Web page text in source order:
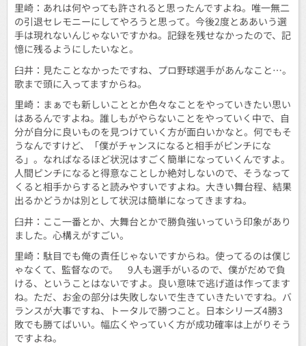
里崎：あれは何やっても許されると思ったんですよね。唯一無二
の引退セレモニーにしてやろうと思って。今後2度とああいう選
手は現れないんじゃないですかね。記録を残せなかったので、記
憶に残るようにしたいなと。
臼井：見たことなかったですね、プロ野球選手があんなこと…。
歌まで頭に入ってますからね。
里崎：まぁでも新しいこととか色々なことをやっていきたい思い
はあるんですよね。誰しもがやらないことをやっていく中で、自
分が自分に良いものを見つけていく方が面白いかなと。何でもそ
うなんですけど、「僕がチャンスになると相手がピンチにな
る」。なればなるほど状況はすごく簡単になっていくんですよ。
人間ピンチになると得意なことしか絶対しないので、そうなって
くると相手からすると読みやすいですよね。大きい舞台程、結果
出るかどうかは別として状況は簡単になってきますね。
臼井：ここ一番とか、大舞台とかで勝負強いっていう印象があり
ました。心構えがすごい。
里崎：駄目でも俺の責任じゃないですからね。使ってるのは僕じ
ゃなくて、監督なので。 9人も選手がいるので、僕がだめで負
ける、ということはないですよ。良い意味で逃げ道は作ってます
ね。ただ、お金の部分は失敗しないで生きていきたいですね。バ
ランスが大事ですね、トータルで勝つこと。日本シリーズ4勝3
敗でも勝てばいい。幅広くやっていく方が成功確率は上がりそう
ですよね。